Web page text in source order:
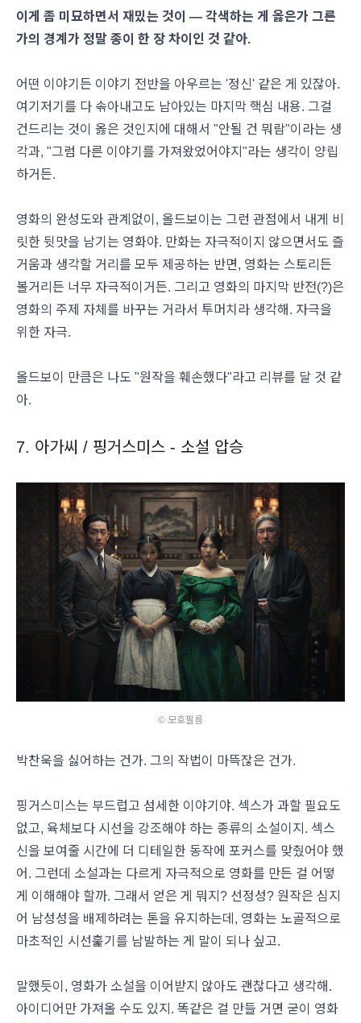
이게 좀 미묘하면서 재밌는 것이 — 각색하는 게 옳은가 그른
가의 경계가 정말 종이 한 장 차이인 것 같아.
어떤 이야기든 이야기 전반을 아우르는 '정신' 같은 게 있잖아.
여기저기를 다 솎아내고도 남아있는 마지막 핵심 내용. 그걸
건드리는 것이 옳은 것인지에 대해서 "안될 건 뭐람"이라는 생
각과, "그럼 다른 이야기를 가져왔었어야지"라는 생각이 양립
하거든.
영화의 완성도와 관계없이, 올드보이는 그런 관점에서 내게 비
릿한 뒷맛을 남기는 영화야. 만화는 자극적이지 않으면서도 즐
거움과 생각할 거리를 모두 제공하는 반면, 영화는 스토리든
볼거리든 너무 자극적이거든. 그리고 영화의 마지막 반전(?)은
영화의 주제 자체를 바꾸는 거라서 투머치라 생각해. 자극을
위한 자극.
올드보이 만큼은 나도 "원작을 훼손했다"라고 리뷰를 달 것 같
아.
7. 아가씨 / 핑거스미스 - 소설 압승
© 모호필름
박찬욱을 싫어하는 건가. 그의 작법이 마뜩잖은 건가.
핑거스미스는 부드럽고 섬세한 이야기야. 섹스가 과할 필요도
없고, 육체보다 시선을 강조해야 하는 종류의 소설이지. 섹스
신을 보여줄 시간에 더 디테일한 동작에 포커스를 맞췄어야 했
어. 그런데 소설과는 다르게 자극적으로 영화를 만든 걸 어떻
게 이해해야 할까. 그래서 얻은 게 뭐지? 선정성? 원작은 심지
어 남성성을 배제하려는 톤을 유지하는데, 영화는 노골적으로
마초적인 시선훑기를 남발하는 게 말이 되나 싶고.
말했듯이, 영화가 소설을 이어받지 않아도 괜찮다고 생각해.
아이디어만 가져올 수도 있지. 똑같은 걸 만들 거면 굳이 영화